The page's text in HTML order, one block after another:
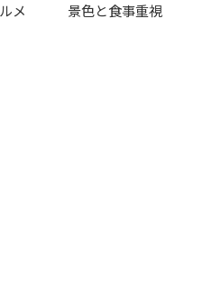
メ 景色と食事重視